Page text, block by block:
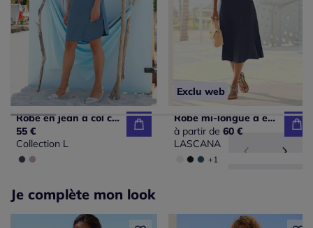
Robe en jean à col chemise manches retroussables
55 €
Collection L
Exclu web
Robe mi-longue à encolure ronde avec bretelles larges et coupe décontractée
à partir de 60 €
LASCANA
+1
Je complète mon look